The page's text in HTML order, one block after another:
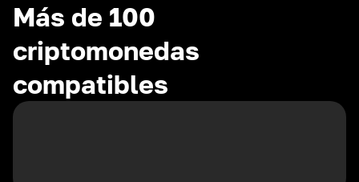
Más de 100
criptomonedas
compatibles